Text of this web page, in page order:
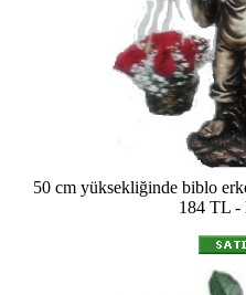
50 cm yüksekliğinde biblo
184 TL -